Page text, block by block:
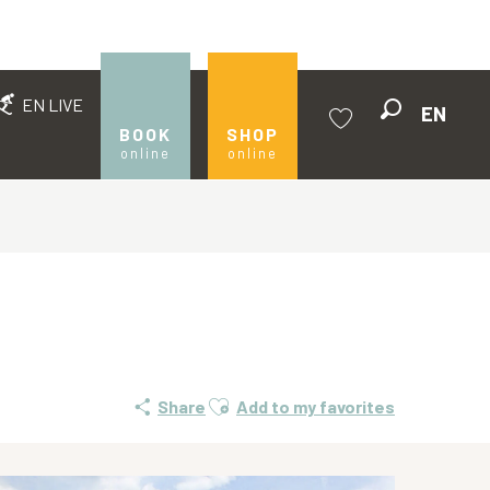
EN LIVE
BOOK
online
SHOP
online
EN
Share Ajouter aux favoris
Add to my favorites